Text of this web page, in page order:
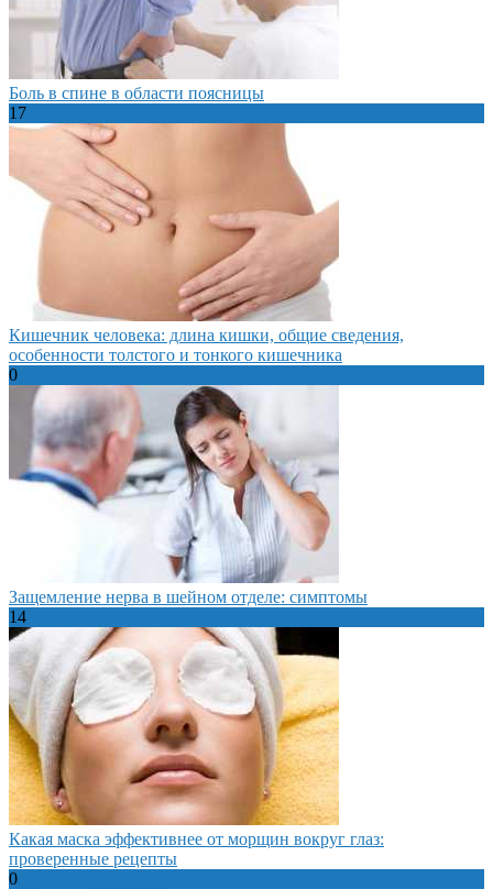
Боль в спине в области поясницы
17
Кишечник человека: длина кишки, общие сведения,
особенности толстого и тонкого кишечника
0
Защемление нерва в шейном отделе: симптомы
14
Какая маска эффективнее от морщин вокруг глаз:
проверенные рецепты
0